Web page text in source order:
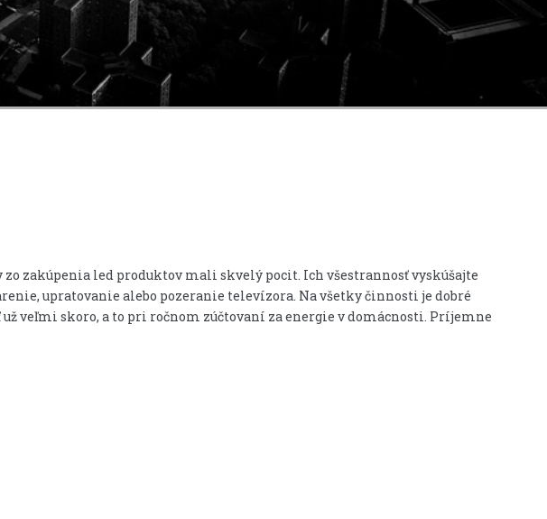
zo zakúpenia led produktov mali skvelý pocit. Ich všestrannosť vyskúšajte
upratovanie alebo pozeranie televízora. Na všetky činnosti je dobré
veľmi skoro, a to pri ročnom zúčtovaní za energie v domácnosti. Príjemne